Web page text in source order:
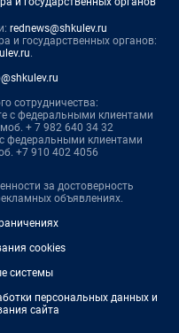
rednews@shkulev.ru
и государственных органов:
.
сотрудничества:
с федеральными клиентами
+ 7 982 640 34 32
федеральными клиентами
+7 910 402 4056
за достоверность
объявлениях.
cookies
системы
персональных данных и
сайта